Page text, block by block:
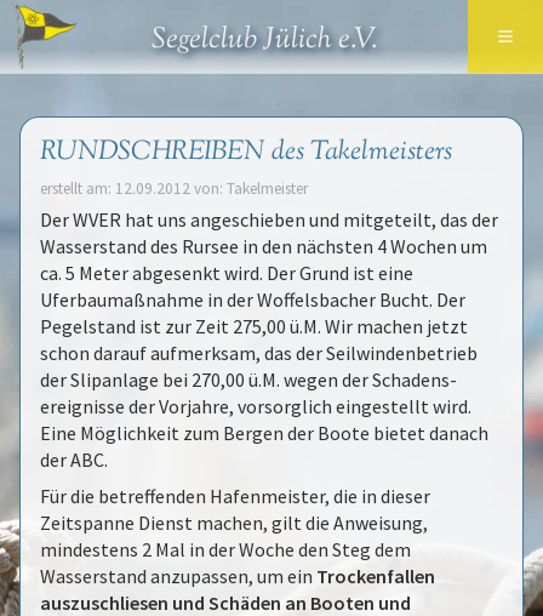
Segelclub Jülich e.V. ≡
RUNDSCHREIBEN des Takelmeisters
erstellt am: 12.09.2012 von: Takelmeister
Der WVER hat uns angeschieben und mitgeteilt, das der
Wasserstand des Rursee in den nächsten 4 Wochen um
ca. 5 Meter abgesenkt wird. Der Grund ist eine
Uferbaumaßnahme in der Woffelsbacher Bucht. Der
Pegelstand ist zur Zeit 275,00 ü.M. Wir machen jetzt
schon darauf aufmerksam, das der Seilwindenbetrieb
der Slipanlage bei 270,00 ü.M. wegen der Schadens-
ereignisse der Vorjahre, vorsorglich eingestellt wird.
Eine Möglichkeit zum Bergen der Boote bietet danach
der ABC.
Für die betreffenden Hafenmeister, die in dieser
Zeitspanne Dienst machen, gilt die Anweisung,
mindestens 2 Mal in der Woche den Steg dem
Wasserstand anzupassen, um ein Trockenfallen
auszuschliesen und Schäden an Booten und